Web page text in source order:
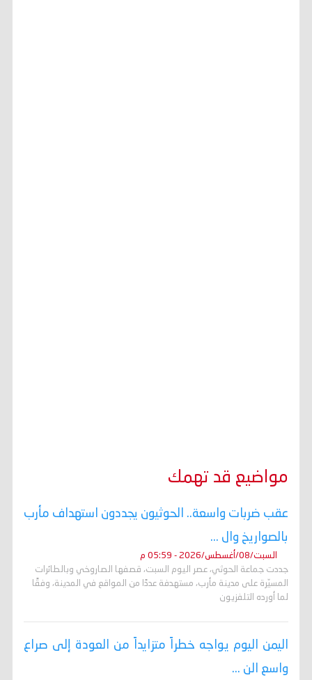
مواضيع قد تهمك
عقب ضربات واسعة.. الحوثيون يجددون استهداف مأرب
بالصواريخ وال ...
السبت/08/أغسطس/2026 - 05:59 م
جددت جماعة الحوثي، عصر اليوم السبت، قصفها الصاروخي وبالطائرات
المسيّرة على مدينة مأرب، مستهدفة عددًا من المواقع في المدينة، وفقًا
لما أورده التلفزيون
اليمن اليوم يواجه خطراً متزايداً من العودة إلى صراع
واسع الن ...